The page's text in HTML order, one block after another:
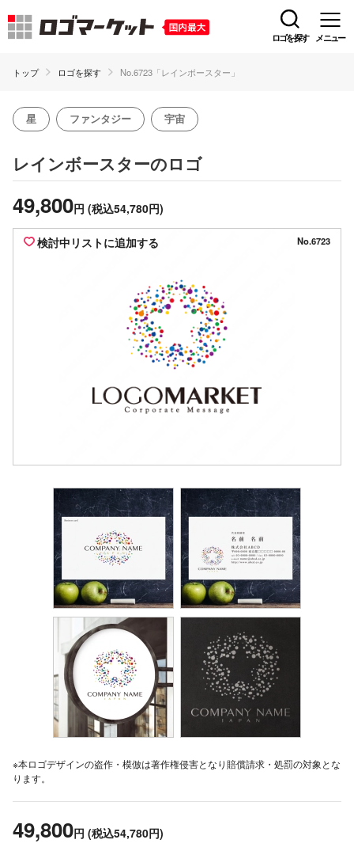
ロゴを探す メニュー
トップ ロゴを探す No.6723「レインボースター」
星 ファンタジー 宇宙
レインボースターのロゴ
49,800円 (税込54,780円)
検討中リストに追加する No.6723
※本ロゴデザインの盗作・模倣は著作権侵害となり賠償請求・処罰の対象とな
ります。
49,800円 (税込54,780円)